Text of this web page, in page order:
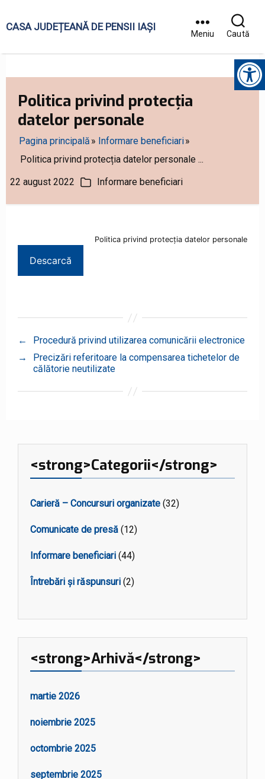
CASA JUDEȚEANĂ DE PENSII IAȘI
Meniu Caută
Instrumente pentru accesibilitate
Politica privind protecția
datelor personale
Pagina principală
Informare beneficiari
Politica privind protecția datelor personale ...
22 august 2022 Categorii
Informare beneficiari
Politica privind protecția datelor personale
Descarcă
←
Procedură privind utilizarea comunicării electronice
→
Precizări referitoare la compensarea tichetelor de
călătorie neutilizate
<strong>Categorii</strong>
Carieră – Concursuri organizate (32)
Comunicate de presă (12)
Informare beneficiari (44)
Întrebări și răspunsuri (2)
<strong>Arhivă</strong>
martie 2026
noiembrie 2025
octombrie 2025
septembrie 2025